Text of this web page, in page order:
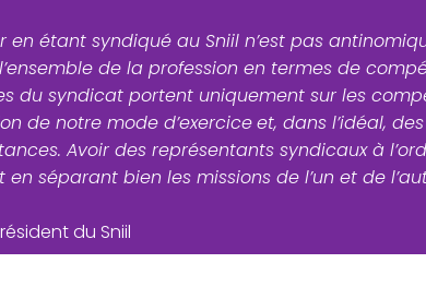
en étant syndiqué au Sniil n’est pas
de la profession en termes de
du syndicat portent uniquement sur les
de notre mode d’exerciceet, dans l’idéal,
Avoir des représentants syndicaux à
séparant bien les missions de l’un et de
du Sniil